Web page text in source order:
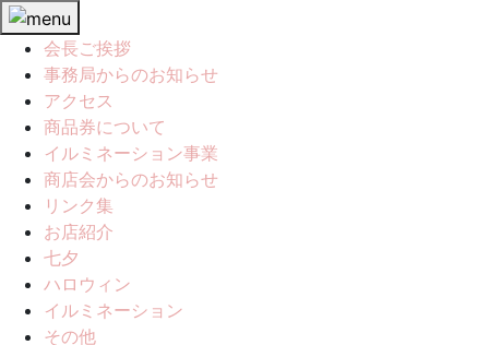
会長ご挨拶
事務局からのお知らせ
アクセス
商品券について
イルミネーション事業
商店会からのお知らせ
リンク集
お店紹介
七夕
ハロウィン
イルミネーション
その他